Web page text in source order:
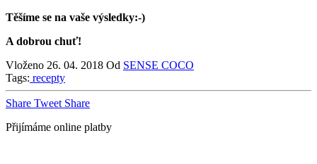
Těšíme se na vaše výsledky:-)
A dobrou chuť!
Vloženo 26. 04. 2018 Od SENSE COCO
Tags: recepty
Share Tweet Share
Přijímáme online platby